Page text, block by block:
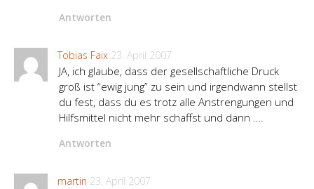
Antworten
Tobias Faix 23. April 2007
JA, ich glaube, dass der gesellschaftliche Druck
groß ist “ewig jung” zu sein und irgendwann stellst
du fest, dass du es trotz alle Anstrengungen und
Hilfsmittel nicht mehr schaffst und dann ….
Antworten
martin 23. April 2007